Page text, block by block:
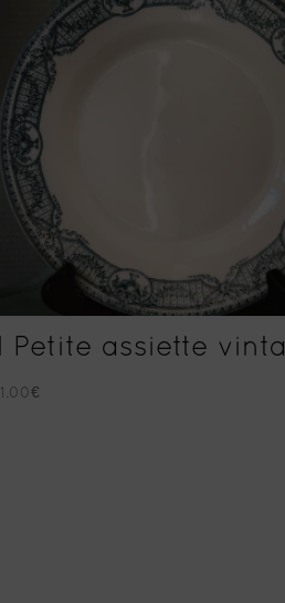
1 Petite assiette
11.00€